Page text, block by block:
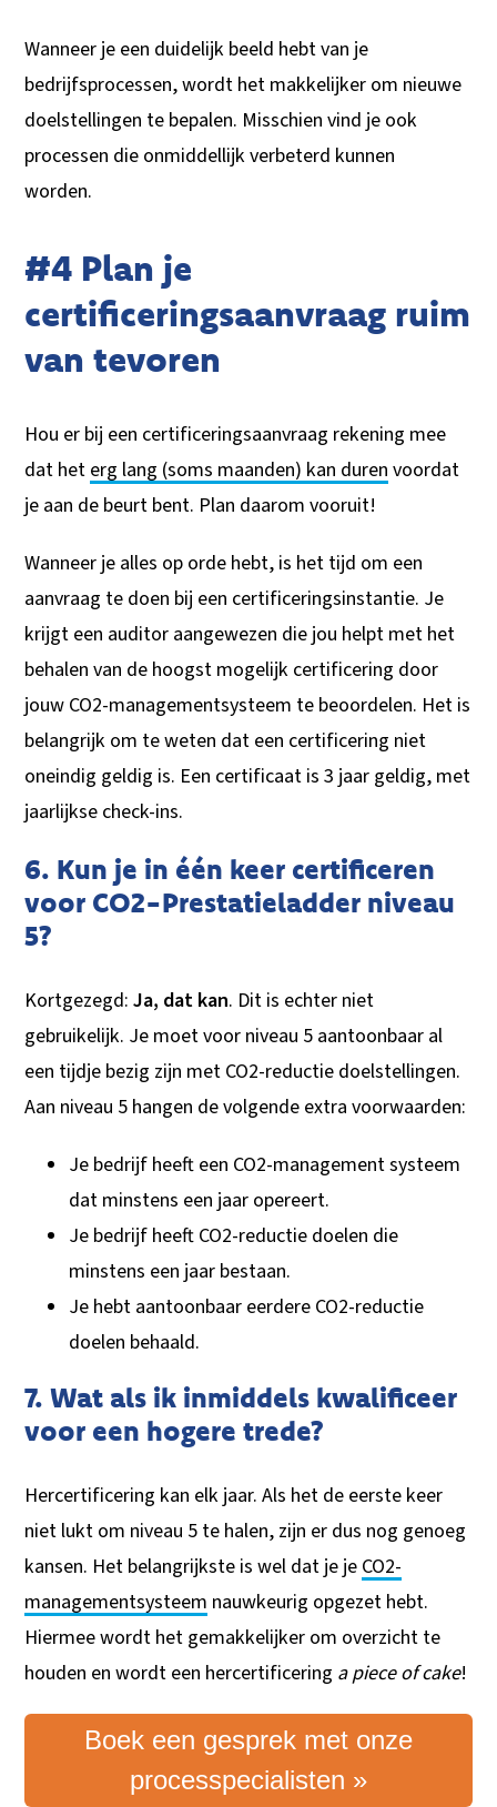
Wanneer je een duidelijk beeld hebt van je
bedrijfsprocessen, wordt het makkelijker om nieuwe
doelstellingen te bepalen. Misschien vind je ook
processen die onmiddellijk verbeterd kunnen
worden.
#4 Plan je
certificeringsaanvraag ruim
van tevoren
Hou er bij een certificeringsaanvraag rekening mee
dat het erg lang (soms maanden) kan duren voordat
je aan de beurt bent. Plan daarom vooruit!
Wanneer je alles op orde hebt, is het tijd om een
aanvraag te doen bij een certificeringsinstantie. Je
krijgt een auditor aangewezen die jou helpt met het
behalen van de hoogst mogelijk certificering door
jouw CO2-managementsysteem te beoordelen. Het is
belangrijk om te weten dat een certificering niet
oneindig geldig is. Een certificaat is 3 jaar geldig, met
jaarlijkse check-ins.
6. Kun je in één keer certificeren
voor CO2-Prestatieladder niveau
5?
Kortgezegd:Ja, dat kan. Dit is echter niet
gebruikelijk. Je moet voor niveau 5 aantoonbaar al
een tijdje bezig zijn met CO2-reductie doelstellingen.
Aan niveau 5 hangen de volgende extra voorwaarden:
Je bedrijf heeft een CO2-management systeem
dat minstens een jaar opereert.
Je bedrijf heeft CO2-reductie doelen die
minstens een jaar bestaan.
Je hebt aantoonbaar eerdere CO2-reductie
doelen behaald.
7. Wat als ik inmiddels kwalificeer
voor een hogere trede?
Hercertificering kan elk jaar. Als het de eerste keer
niet lukt om niveau 5 te halen, zijn er dus nog genoeg
kansen. Het belangrijkste is wel dat je je CO2-
managementsysteem nauwkeurig opgezet hebt.
Hiermee wordt het gemakkelijker om overzicht te
houden en wordt een hercertificering a piece of cake!
Boek een gesprek met onze
processpecialisten »